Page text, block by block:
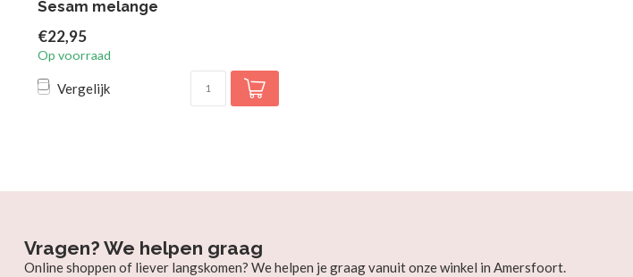
Sesam melange
€22,95
Op voorraad
Vergelijk
Vragen? We helpen graag
Online shoppen of liever langskomen? We helpen je graag vanuit onze winkel in Amersfoort.